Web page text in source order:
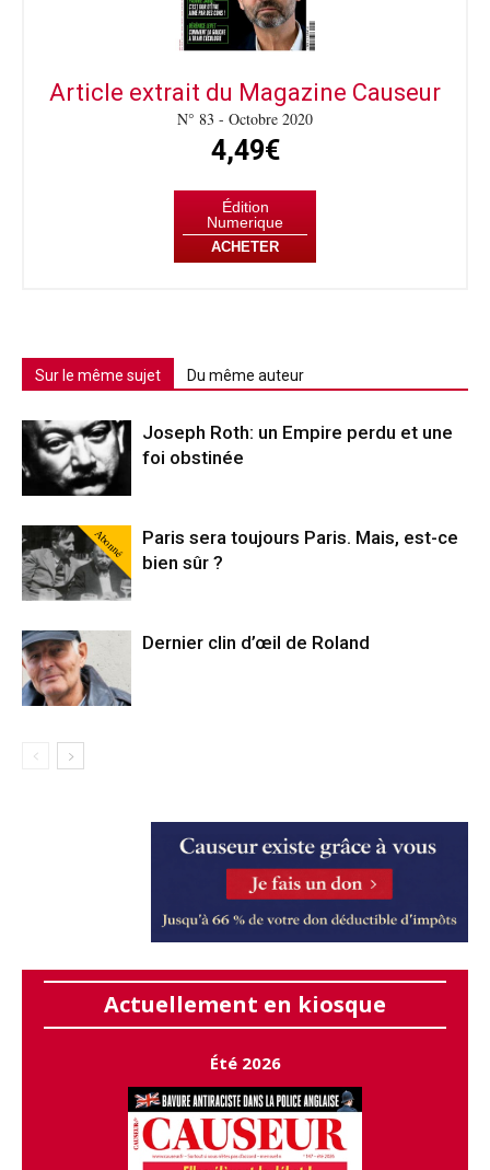
Article extrait du Magazine Causeur
N° 83 - Octobre 2020
4,49€
Édition
Numerique
ACHETER
Sur le même sujet Du même auteur
Joseph Roth: un Empire perdu et une
foi obstinée
Abonné
Paris sera toujours Paris. Mais, est-ce
bien sûr ?
Dernier clin d’œil de Roland
Actuellement en kiosque
Été 2026